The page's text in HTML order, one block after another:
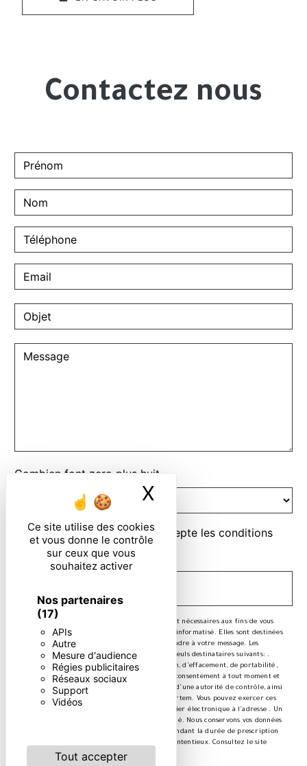
Ce site utilise des cookies
et vous donne le contrôle
sur ceux que vous
souhaitez activer
Nos partenaires
(17)
APIs
Autre
Mesure d'audience
Régies publicitaires
Réseaux sociaux
Support
Vidéos
Tout accepter
X Masquer le
Contactez nous
Combien font zero plus huit
En cochant cette case, j'accepte les conditions
particulières ci-dessous **
** Les données personnelles communiquées sont nécessaires aux fins de vous
contacter et sont enregistrées dans un fichier informatisé. Elles sont destinées
à et ses sous-traitants dans le seul but de répondre à votre message. Les
données collectées seront communiquées aux seuls destinataires suivants: .
Vous disposez de droits d’accès, de rectification, d’effacement, de portabilité,
de limitation, d’opposition, de retrait de votre consentement à tout moment et
du droit d’introduire une réclamation auprès d’une autorité de contrôle, ainsi
que d’organiser le sort de vos données post-mortem. Vous pouvez exercer ces
droits par voie postale à l'adresse ou par courrier électronique à l'adresse . Un
justificatif d'identité pourra vous être demandé. Nous conservons vos données
pendant la période de prise de contact puis pendant la durée de prescription
légale aux fins probatoires et de gestion des contentieux. Consultez le site
cnil.fr pour plus d’informations sur vos droits.